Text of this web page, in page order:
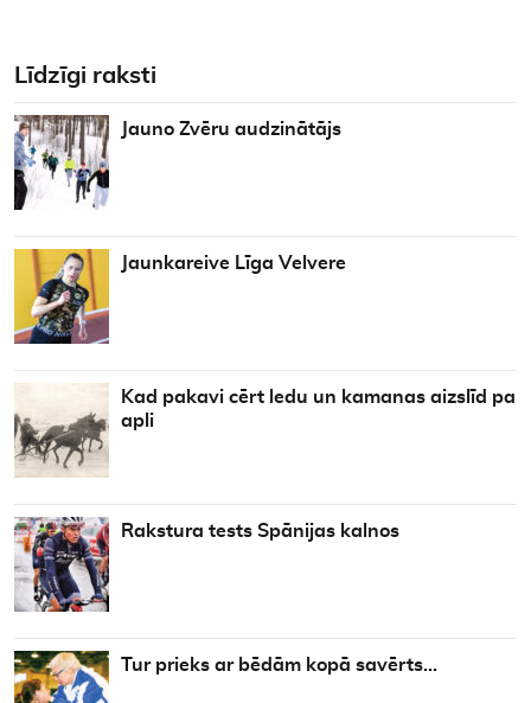
Līdzīgi raksti
Jauno Zvēru audzinātājs
Jaunkareive Līga Velvere
Kad pakavi cērt ledu un kamanas aizslīd pa
apli
Rakstura tests Spānijas kalnos
Tur prieks ar bēdām kopā savērts…